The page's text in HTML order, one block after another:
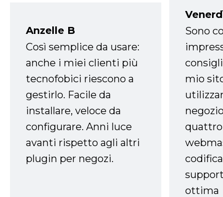
Anzelle B
Così semplice da usare:
anche i miei clienti più
tecnofobici riescono a
gestirlo. Facile da
installare, veloce da
configurare. Anni luce
avanti rispetto agli altri
plugin per negozi.
Sono
mio
ottima